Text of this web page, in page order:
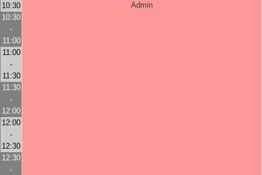
10:30
Admin
10:30
-
11:00
11:00
-
11:30
11:30
-
12:00
12:00
-
12:30
12:30
-